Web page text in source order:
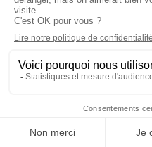
variété naine et compacte à
espaces et la culture en pot. Cette